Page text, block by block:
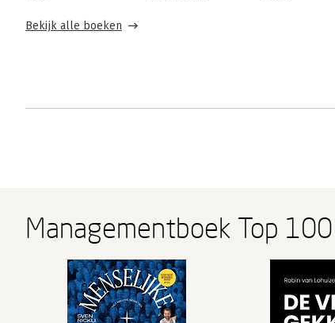
Bekijk alle boeken
Managementboek Top 100